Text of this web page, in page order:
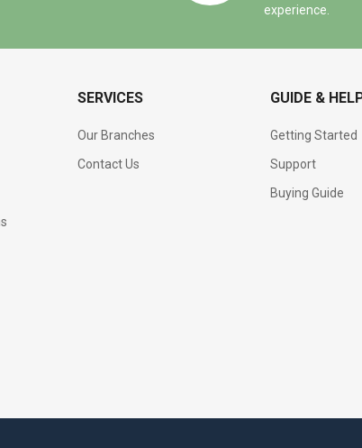
experience.
SERVICES
Our Branches
Contact Us
GUIDE &
Getting Started
Support
Buying Guide